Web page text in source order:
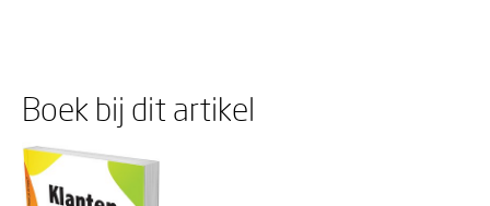
Boek bij dit artikel